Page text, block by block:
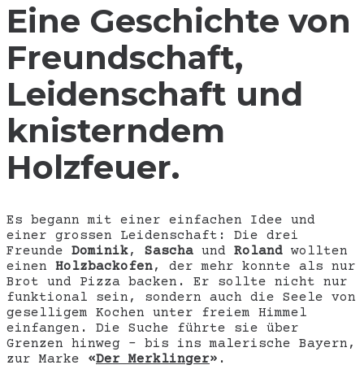
Eine Geschichte von
Freundschaft,
Leidenschaft und
knisterndem
Holzfeuer.
Es begann mit einer einfachen Idee und
einer grossen Leidenschaft: Die drei
Freunde Dominik, Sascha und Roland wollten
einen Holzbackofen, der mehr konnte als nur
Brot und Pizza backen. Er sollte nicht nur
funktional sein, sondern auch die Seele von
geselligem Kochen unter freiem Himmel
einfangen. Die Suche führte sie über
Grenzen hinweg – bis ins malerische Bayern,
zur Marke «Der Merklinger» .